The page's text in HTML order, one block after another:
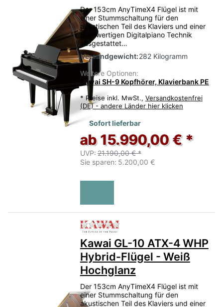
Der 153cm AnyTimeX4 Flügel ist mit
einer Stummschaltung für den
akustischen Teil des Klaviers und einer
hochwertigen Digitalpiano Technik
ausgestattet…
Versandgewicht:282 Kilogramm
Weitere Optionen:
Kawai SH-9 Kopfhörer, Klavierbank PE
* Preise inkl. MwSt., Versandkostenfrei
(DE) - andere Länder hier klicken
Sofort lieferbar
ab 15.990,00 € *
UVP: 21.190,00 € *
Sie sparen: 5.200,00 €
Zu diesem Produkt liegen
Kawai GL-10 ATX-4 WHP
Hybrid-Flügel - Weiß
Hochglanz
Der 153cm AnyTimeX4 Flügel ist mit
einer Stummschaltung für den
akustischen Teil des Klaviers und einer